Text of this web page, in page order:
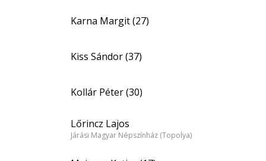
Karna Margit (27)
Kiss Sándor (37)
Kollár Péter (30)
Lőrincz Lajos
Járási Magyar Népszínház (Topolya)